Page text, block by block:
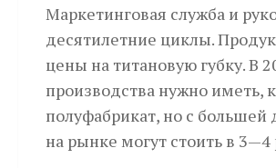
Маркетинговая служба и
десятилетние циклы.
цены на титановую губку. В
производства нужно иметь,
полуфабрикат, но с большей
на рынке могут стоить в